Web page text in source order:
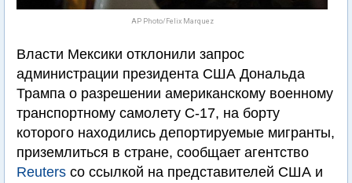
AP Photo/Felix Marquez
Власти Мексики отклонили запрос
администрации президента США Дональда
Трампа о разрешении американскому военному
транспортному самолету C-17, на борту
которого находились депортируемые мигранты,
приземлиться в стране, сообщает агентство
Reuters со ссылкой на представителей США и